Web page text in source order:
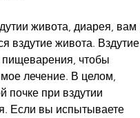
живота, диарея, вам
вздутие живота. Вздутие
пищеварения, чтобы
лечение. В целом,
почке при вздутии
Если вы испытываете